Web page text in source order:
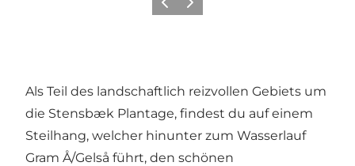
ZurückWeiter
Als Teil des landschaftlich reizvollen Gebiets um
die Stensbæk Plantage, findest du auf einem
Steilhang, welcher hinunter zum Wasserlauf
Gram Å/Gelså führt, den schönen